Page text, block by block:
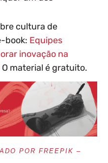
cultura de
book: Equipes
inovação na
O material é gratuito.
POR FREEPIK –